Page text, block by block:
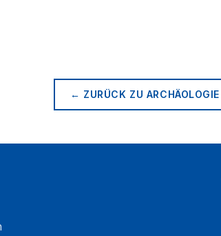
← ZURÜCK ZU ARCHÄOLOGIE